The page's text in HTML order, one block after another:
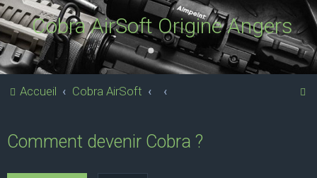
Cobra AirSoft Origine Angers
Accueil Cobra AirSoft
Comment devenir Cobra ?